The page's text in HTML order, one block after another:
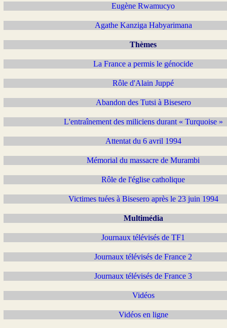
Eugène Rwamucyo
Agathe Kanziga Habyarimana
Thèmes
La France a permis le génocide
Rôle d'Alain Juppé
Abandon des Tutsi à Bisesero
L'entraînement des miliciens durant « Turquoise »
Attentat du 6 avril 1994
Mémorial du massacre de Murambi
Rôle de l'église catholique
Victimes tuées à Bisesero après le 23 juin 1994
Multimédia
Journaux télévisés de TF1
Journaux télévisés de France 2
Journaux télévisés de France 3
Vidéos
Vidéos en ligne